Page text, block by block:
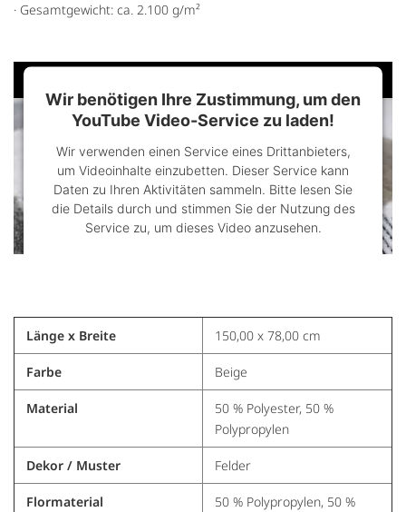
· Gesamtgewicht: ca. 2.100 g/m²
Wir benötigen Ihre Zustimmung, um den
YouTube Video-Service zu laden!
Wir verwenden einen Service eines Drittanbieters,
um Videoinhalte einzubetten. Dieser Service kann
Daten zu Ihren Aktivitäten sammeln. Bitte lesen Sie
die Details durch und stimmen Sie der Nutzung des
Service zu, um dieses Video anzusehen.
Akzeptieren
Trusted Shops
Länge x Breite 150,00 x 78,00 cm
Farbe Beige
Material
50 % Polyester, 50 %
Polypropylen
Dekor / Muster Felder
Flormaterial
50 % Polypropylen, 50 %